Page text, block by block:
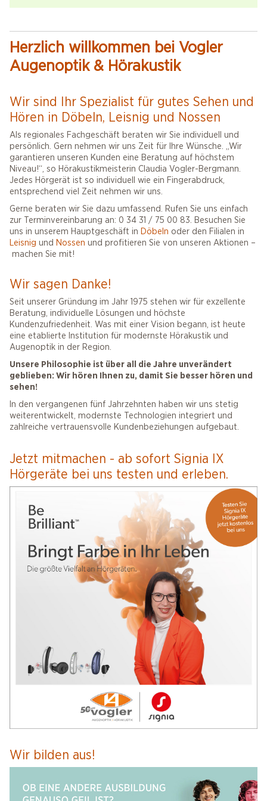
Herzlich willkommen bei Vogler
Augenoptik & Hörakustik
Wir sind Ihr Spezialist für gutes Sehen und
Hören in Döbeln, Leisnig und Nossen
Als regionales Fachgeschäft beraten wir Sie individuell und
persönlich. Gern nehmen wir uns Zeit für Ihre Wünsche. „Wir
garantieren unseren Kunden eine Beratung auf höchstem
Niveau!“, so Hörakustikmeisterin Claudia Vogler-Bergmann.
Jedes Hörgerät ist so individuell wie ein Fingerabdruck,
entsprechend viel Zeit nehmen wir uns.
Gerne beraten wir Sie dazu umfassend. Rufen Sie uns einfach
zur Terminvereinbarung an: 0 34 31 / 75 00 83. Besuchen Sie
uns in unserem Hauptgeschäft in Döbeln oder den Filialen in
Leisnig und Nossen und profitieren Sie von unseren Aktionen –
machen Sie mit!
Wir sagen Danke!
Seit unserer Gründung im Jahr 1975 stehen wir für exzellente
Beratung, individuelle Lösungen und höchste
Kundenzufriedenheit. Was mit einer Vision begann, ist heute
eine etablierte Institution für modernste Hörakustik und
Augenoptik in der Region.
Unsere Philosophie ist über all die Jahre unverändert
geblieben: Wir hören Ihnen zu, damit Sie besser hören und
sehen!
In den vergangenen fünf Jahrzehnten haben wir uns stetig
weiterentwickelt, modernste Technologien integriert und
zahlreiche vertrauensvolle Kundenbeziehungen aufgebaut.
Jetzt mitmachen - ab sofort Signia IX
Hörgeräte bei uns testen und erleben.
Wir bilden aus!